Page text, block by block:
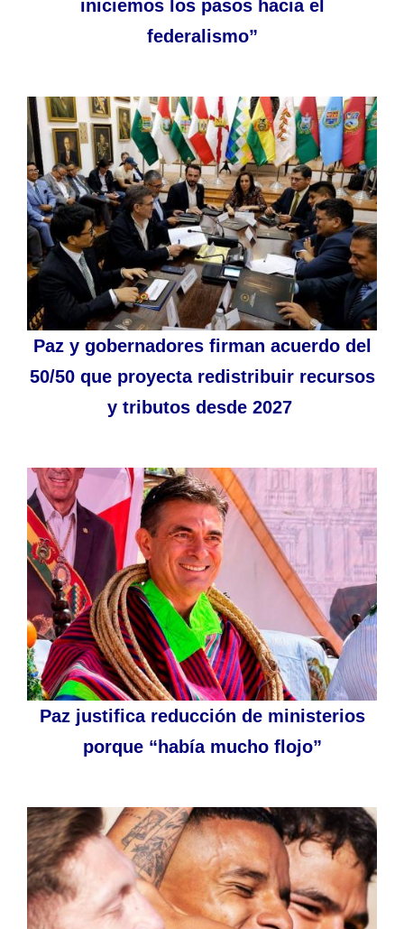
iniciemos los pasos hacia el
federalismo”
Paz y gobernadores firman acuerdo del
50/50 que proyecta redistribuir recursos
y tributos desde 2027
Paz justifica reducción de ministerios
porque “había mucho flojo”